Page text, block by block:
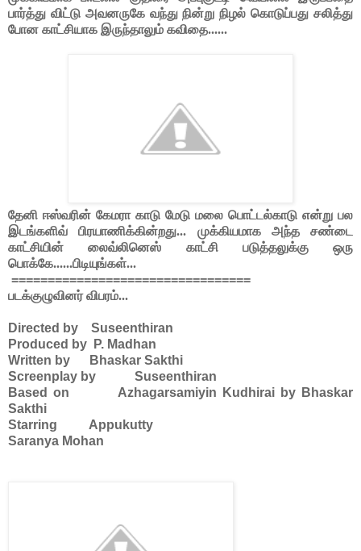
பார்த்து விட்டு அவனருகே வந்து நின்று நிழல் கொடுப்பது சலித்து
போன காட்சியாக இருந்தாலும் கவிதை......
தேனி ஈஸ்வரின் கேமரா காடு மேடு மலை பொட்டல்காடு என்று பல
இடங்களிவ் பிரயாணிக்கின்றது... முக்கியமாக அந்த சண்டை
காட்சியின் லைவ்லினெஸ் காட்சி படுத்தலுக்கு ஒரு
பொக்கே......பிடியுங்கள்...
=================================
படக்குழுவினர் விபரம்...
Directed by
Suseenthiran
Produced by
P. Madhan
Written by
Bhaskar Sakthi
Screenplay by
Suseenthiran
Based on
Azhagarsamiyin Kudhirai by Bhaskar
Sakthi
Starring
Appukutty
Saranya Mohan